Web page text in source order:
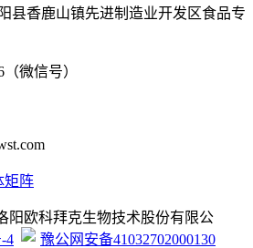
县香鹿山镇先进制造业开发区食品专
微信号）
矩阵
阳欧科拜克生物技术股份有限公
4
豫公网安备41032702000130